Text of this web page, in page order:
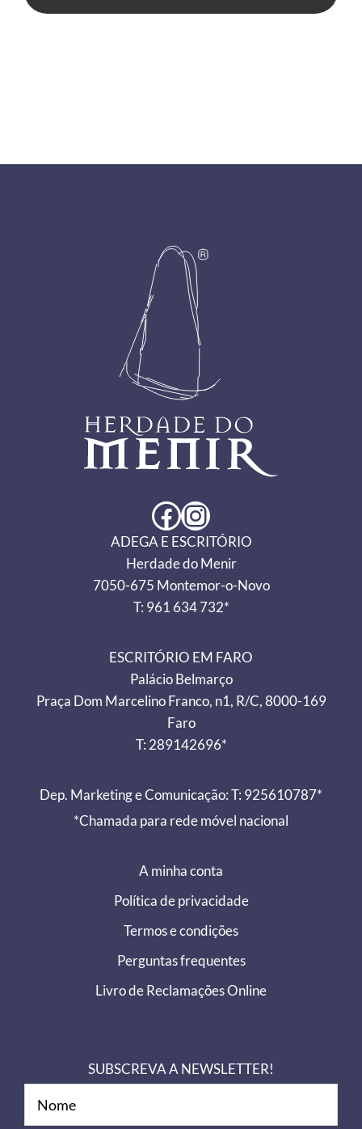
Facebook Instagram
ADEGA E ESCRITÓRIO
Herdade do Menir
7050-675 Montemor-o-Novo
T: 961 634 732*
ESCRITÓRIO EM FARO
Palácio Belmarço
Praça Dom Marcelino Franco, n1, R/C, 8000-169
Faro
T: 289142696*
Dep. Marketing e Comunicação: T: 925610787*
*Chamada para rede móvel nacional
A minha conta
Política de privacidade
Termos e condições
Perguntas frequentes
Livro de Reclamações Online
SUBSCREVA A NEWSLETTER!